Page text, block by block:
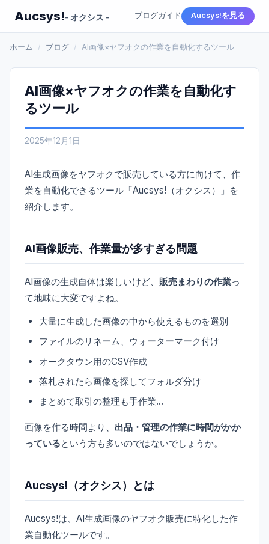
Aucsys!- オクシス - ブログガイド Aucsys!を見る
ホーム / ブログ / AI画像×ヤフオクの作業を自動化するツール
AI画像×ヤフオクの作業を自動化す
るツール
2025年12月1日
AI生成画像をヤフオクで販売している方に向けて、作
業を自動化できるツール「Aucsys!（オクシス）」を
紹介します。
AI画像販売、作業量が多すぎる問題
AI画像の生成自体は楽しいけど、 販売まわりの作業っ
て地味に大変ですよね。
大量に生成した画像の中から使えるものを選別
ファイルのリネーム、ウォーターマーク付け
オークタウン用のCSV作成
落札されたら画像を探してフォルダ分け
まとめて取引の整理も手作業…
画像を作る時間より、 出品・管理の作業に時間がかか
っているという方も多いのではないでしょうか。
Aucsys!（オクシス）とは
Aucsys!は、AI生成画像のヤフオク販売に特化した作
業自動化ツールです。